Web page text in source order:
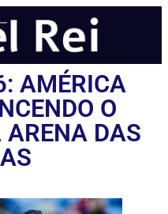
AMÉRICA
O
DAS